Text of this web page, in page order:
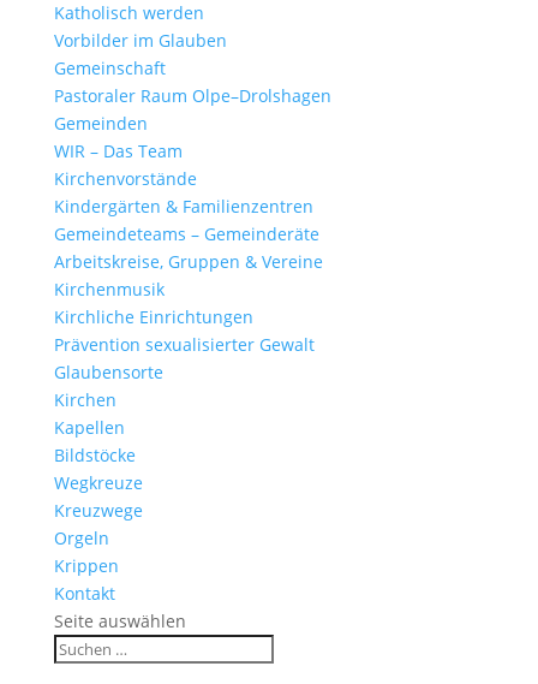
Katho­lisch werden
Vorbilder im Glauben
Gemein­schaft
Pasto­raler Raum Olpe–Drolshagen
Gemeinden
WIR – Das Team
Kirchen­vor­stände
Kinder­gärten & Familienzentren
Gemein­de­teams – Gemeinderäte
Arbeits­kreise, Gruppen & Vereine
Kirchen­musik
Kirch­liche Einrichtungen
Präven­tion sexua­li­sierter Gewalt
Glau­ben­s­orte
Kirchen
Kapellen
Bild­stöcke
Wegkreuze
Kreuz­wege
Orgeln
Krippen
Kontakt
Seite auswählen